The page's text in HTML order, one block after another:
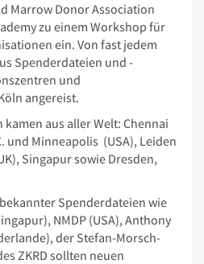
Marrow Donor Association
zu einem Workshop für
ein. Von fast jedem
Spenderdateien und -
und
angereist.
aus aller Welt: Chennai
und Minneapolis (USA), Leiden
Singapur sowie Dresden,
Spenderdateien wie
NMDP (USA), Anthony
der Stefan-Morsch-
ZKRD sollten neuen